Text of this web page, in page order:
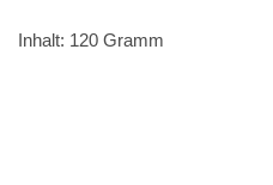
Inhalt: 120 Gramm